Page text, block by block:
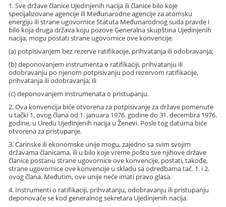
1. Sve države članice Ujedinjenih nacija ili članice bilo koje
specijalizovane agencije ili Međunarodne agencije za atomsku
energiju ili strane ugovornice Statuta Međunarodnog suda pravde i
bilo koja druga država koju pozove Generalna skupština Ujedinjenih
nacija, mogu postati strane ugovornice ove konvencije:
(a) potpisivanjem bez rezerve ratifikacije, prihvatanja ili odobravanja;
(b) deponovanjem instrumenta o ratifikaciji, prihvatanju ili
odobravanju po njenom potpisivanju pod rezervom ratifikacije,
prihvatanja ili odobravanja; ili
(c) deponovanjem instrumenata o pristupanju.
2. Ova konvencija biće otvorena za potpisivanje za države pomenute
u tački 1. ovog člana od 1. januara 1976. godine do 31. decembra 1976.
godine, u Uredu Ujedinjenih nacija u Ženevi. Posle tog datuma biće
otvorena za pristupanje.
3. Carinske ili ekonomske unije mogu, zajedno sa svim svojim
državama članicama, ili u bilo koje vreme pošto sve njihove države
članice postanu strane ugovornice ove konvencije, postati, takođe,
strane ugovornice ove konvencije u skladu sa odredbama tač. 1. i 2.
ovog člana. Međutim, ove unije neće imati pravo glasa.
4. Instrumenti o ratifikaciji, prihvatanju, odobravanju ili pristupanju
deponovaće se kod generalnog sekretara Ujedinjenih nacija.